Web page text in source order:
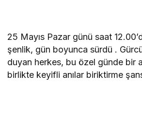
25 Mayıs Pazar günü saat
şenlik, gün boyunca sürdü .
duyan herkes, bu özel günde bir
birlikte keyifli anılar biriktirme